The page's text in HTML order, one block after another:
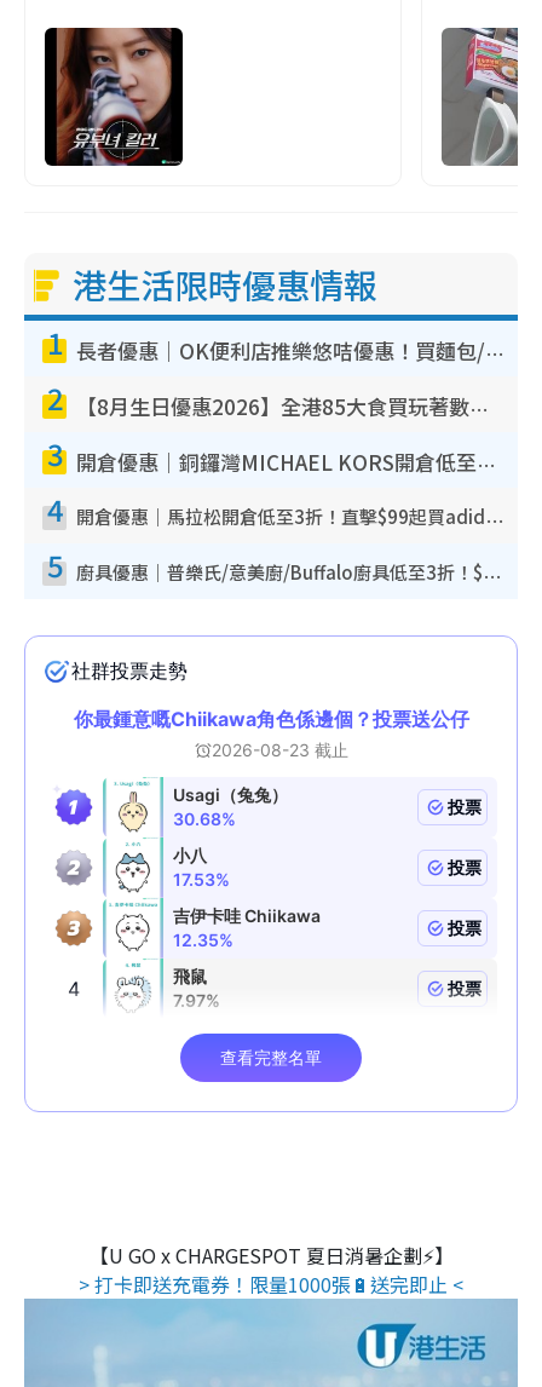
港生活限時優惠情報
1 長者優惠｜OK便利店推樂悠咭優惠！買麵包/牛奶/保健品拍卡即減
2 【8月生日優惠2026】全港85大食買玩著數攻略 自助餐/火鍋放題同行免費＋誠品/DONKI送現金券
3 開倉優惠｜銅鑼灣MICHAEL KORS開倉低至17折！直擊$500起買手袋/銀包/鞋款 必買經典Jet Set系列
4 開倉優惠｜馬拉松開倉低至3折！直擊$99起買adidas／New Balance／Puma鞋款 STANLEY保溫杯劈價至$119起
5 廚具優惠｜普樂氏/意美廚/Buffalo廚具低至3折！$89起買煎鍋／炒鑊／個人鍋 同場小家電激減至$99起
【U GO x CHARGESPOT 夏日消暑企劃⚡】
> 打卡即送充電券！限量1000張🔋送完即止 <